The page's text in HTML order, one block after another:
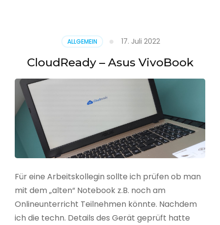
Jahressicherung
ALLGEMEIN 17. Juli 2022
CloudReady – Asus VivoBook
Für eine Arbeitskollegin sollte ich prüfen ob man
mit dem „alten“ Notebook z.B. noch am
Onlineunterricht Teilnehmen könnte. Nachdem
ich die techn. Details des Gerät geprüft hatte